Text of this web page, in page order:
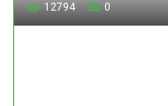
12794 0